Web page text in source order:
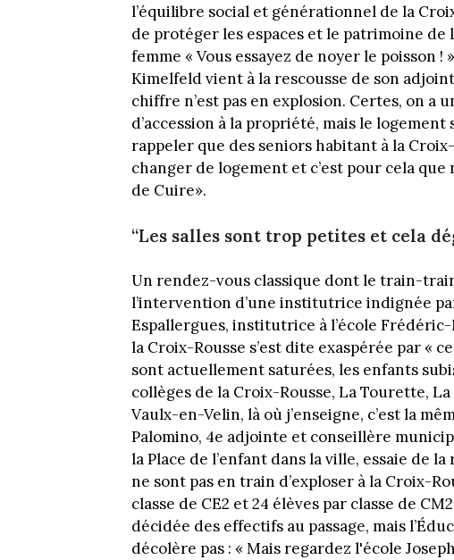
l’équilibre social et générationnel de la
de protéger les espaces et le patrimoine de
femme « Vous essayez de noyer le poisson
Kimelfeld vient à la rescousse de son
chiffre n’est pas en explosion. Certes, on
d’accession à la propriété, mais le
rappeler que des seniors habitant à la
changer de logement et c’est pour cela
de Cuire».
“Les salles sont trop petites et cela
Un rendez-vous classique dont le train-
l’intervention d’une institutrice indignée
Espallergues, institutrice à l’école
la Croix-Rousse s’est dite exaspérée par «
sont actuellement saturées, les enfants
collèges de la Croix-Rousse, La Tourette,
Vaulx-en-Velin, là où j’enseigne, c’est la
Palomino, 4e adjointe et conseillère
la Place de l’enfant dans la ville, essaie de
ne sont pas en train d’exploser à la Croix-
classe de CE2 et 24 élèves par classe de
décidée des effectifs au passage, mais
décolère pas : « Mais regardez l'école